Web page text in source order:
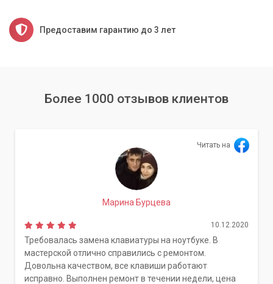
Предоставим гарантию до 3 лет
Более 1000 отзывов клиентов
Читать на
Марина Бурцева
10.12.2020
Требовалась замена клавиатуры на ноутбуке. В
мастерской отлично справились с ремонтом.
Довольна качеством, все клавиши работают
исправно. Выполнен ремонт в течении недели, цена